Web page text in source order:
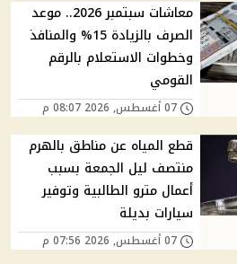
معاشات سبتمبر 2026.. موعد
الصرف بالزيادة 15% والمنافذ
وخطوات الاستعلام بالرقم
القومي
07 أغسطس, 2026 08:07 م
قطع المياه عن مناطق بالهرم
منتصف ليل الجمعة بسبب
أعمال مترو الطالبية وتوفير
سيارات بديلة
07 أغسطس, 2026 07:56 م